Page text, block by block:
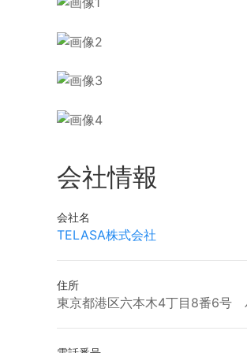
会社情報
会社名
TELASA株式会社
住所
東京都港区六本木4丁目8番6号